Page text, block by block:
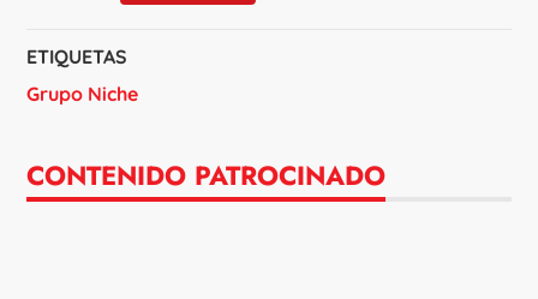
ETIQUETAS
Grupo Niche
CONTENIDO PATROCINADO